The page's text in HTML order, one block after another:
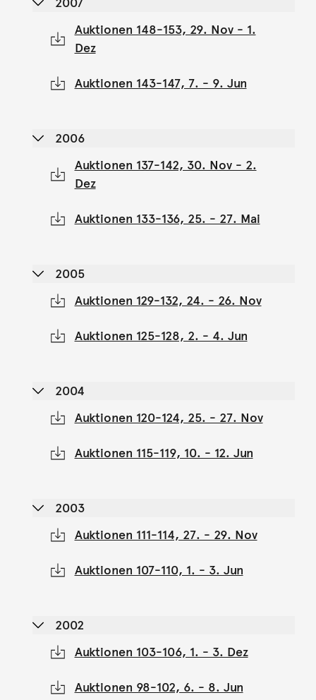
2007
Auktionen 148-153, 29. Nov - 1.
Dez
Auktionen 143-147, 7. - 9. Jun
2006
Auktionen 137-142, 30. Nov - 2.
Dez
Auktionen 133-136, 25. - 27. Mai
2005
Auktionen 129-132, 24. - 26. Nov
Auktionen 125-128, 2. - 4. Jun
2004
Auktionen 120-124, 25. - 27. Nov
Auktionen 115-119, 10. - 12. Jun
2003
Auktionen 111-114, 27. - 29. Nov
Auktionen 107-110, 1. - 3. Jun
2002
Auktionen 103-106, 1. - 3. Dez
Auktionen 98-102, 6. - 8. Jun